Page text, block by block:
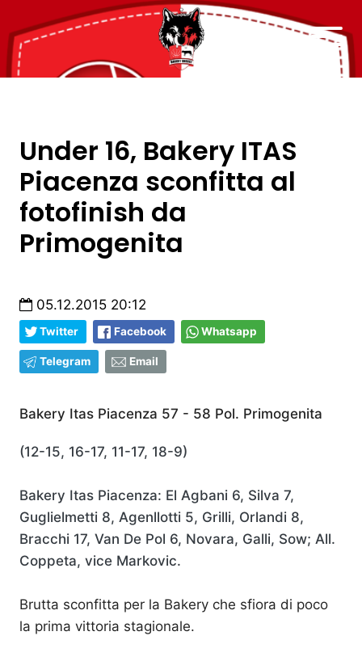
Under 16, Bakery ITAS
Piacenza sconfitta al
fotofinish da
Primogenita
05.12.2015 20:12
Twitter Facebook Whatsapp
Telegram Email
Bakery Itas Piacenza 57 - 58 Pol. Primogenita
(12-15, 16-17, 11-17, 18-9)
Bakery Itas Piacenza: El Agbani 6, Silva 7,
Guglielmetti 8, Agenllotti 5, Grilli, Orlandi 8,
Bracchi 17, Van De Pol 6, Novara, Galli, Sow; All.
Coppeta, vice Markovic.
Brutta sconfitta per la Bakery che sfiora di poco
la prima vittoria stagionale.